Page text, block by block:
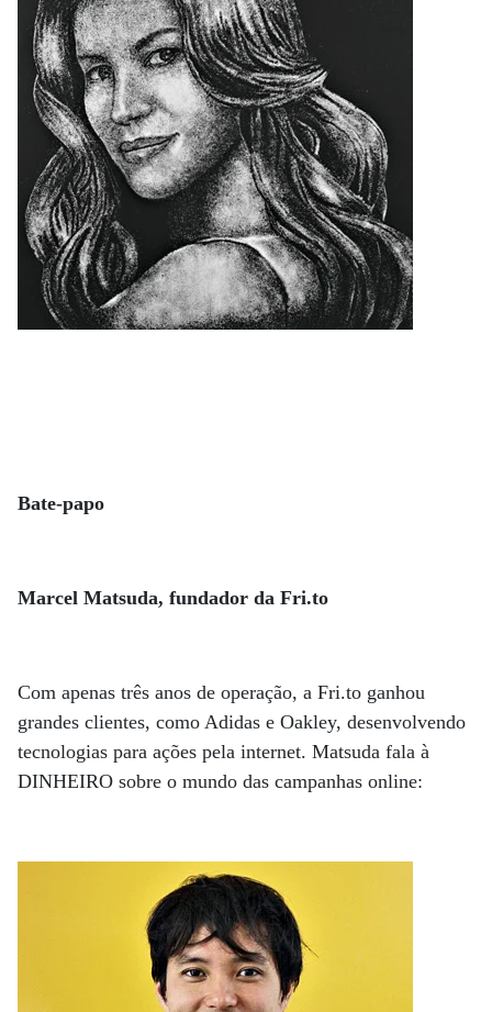
Bate-papo
Marcel Matsuda, fundador da Fri.to
Com apenas três anos de operação, a Fri.to ganhou
grandes clientes, como Adidas e Oakley, desenvolvendo
tecnologias para ações pela internet. Matsuda fala à
DINHEIRO sobre o mundo das campanhas online: